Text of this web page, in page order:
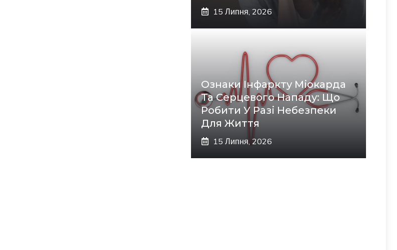
15 Липня, 2026
Ознаки Інфаркту Міокарда
Та Серцевого Нападу: Що
Робити У Разі Небезпеки
Для Життя
15 Липня, 2026